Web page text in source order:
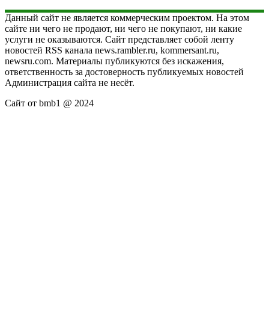
Данный сайт не является коммерческим проектом. На этом
сайте ни чего не продают, ни чего не покупают, ни какие
услуги не оказываются. Сайт представляет собой ленту
новостей RSS канала news.rambler.ru, kommersant.ru,
newsru.com. Материалы публикуются без искажения,
ответственность за достоверность публикуемых новостей
Администрация сайта не несёт.
Сайт от bmb1 @ 2024